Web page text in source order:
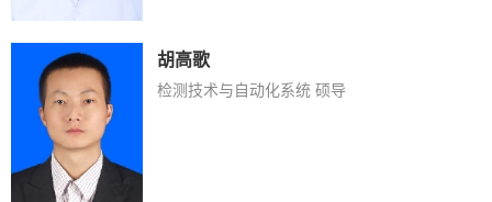
胡高歌
检测技术与自动化系统 硕导